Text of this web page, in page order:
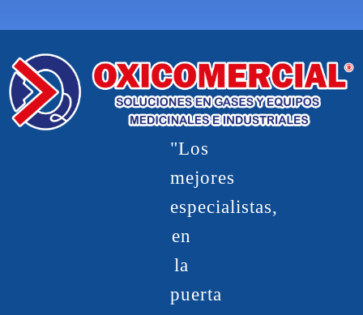
"Los
mejores
especialistas,
en
la
puerta